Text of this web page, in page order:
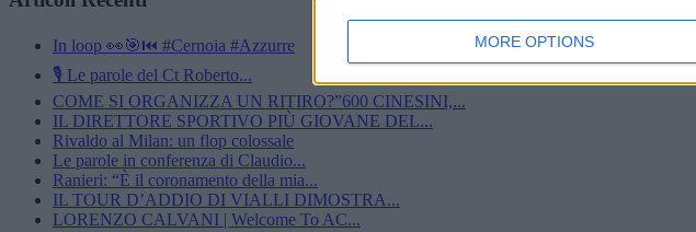
MORE OPTIONS
In loop 👀🎯⏮️ #Cernoia #Azzurre
🎙️ Le parole del Ct Roberto...
COME SI ORGANIZZA UN RITIRO?”600 CINESINI,...
IL DIRETTORE SPORTIVO PIÙ GIOVANE DEL...
Rivaldo al Milan: un flop colossale
Le parole in conferenza di Claudio...
Ranieri: “È il coronamento della mia...
IL TOUR D’ADDIO DI VIALLI DIMOSTRA...
LORENZO CALVANI | Welcome To AC...